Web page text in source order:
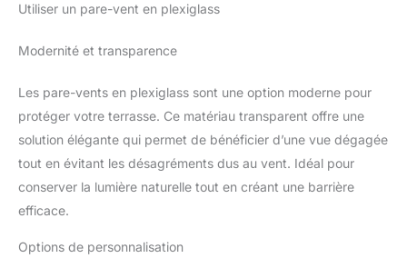
Utiliser un pare-vent en plexiglass
Modernité et transparence
Les pare-vents en plexiglass sont une option moderne pour
protéger votre terrasse. Ce matériau transparent offre une
solution élégante qui permet de bénéficier d’une vue dégagée
tout en évitant les désagréments dus au vent. Idéal pour
conserver la lumière naturelle tout en créant une barrière
efficace.
Options de personnalisation